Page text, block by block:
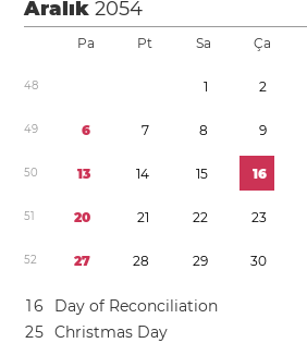
Aralık2054
Pa Pt Sa Ça
48 1 2
49 6 7 8 9
50 13 14 15 16
51 20 21 22 23
52 27 28 29 30
16
Day of Reconciliation
25 Christmas Day